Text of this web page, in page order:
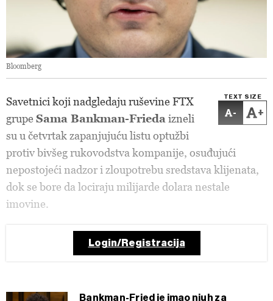
Bloomberg
TEXT SIZE
- +
Savetnici koji nadgledaju ruševine FTX
grupe Sama Bankman-Frieda izneli
su u četvrtak zapanjujuću listu optužbi
protiv bivšeg rukovodstva kompanije, osuđujući
nepostojeći nadzor i zloupotrebu sredstava klijenata,
dok se bore da lociraju milijarde dolara nestale
imovine.
Login/Registracija
Bankman-Fried je imao njuh za